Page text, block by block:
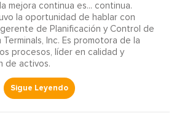
mejora continua es... continua.
la oportunidad de hablar con
de Planificación y Control de
Terminals, Inc. Es promotora de la
procesos, líder en calidad y
de activos.